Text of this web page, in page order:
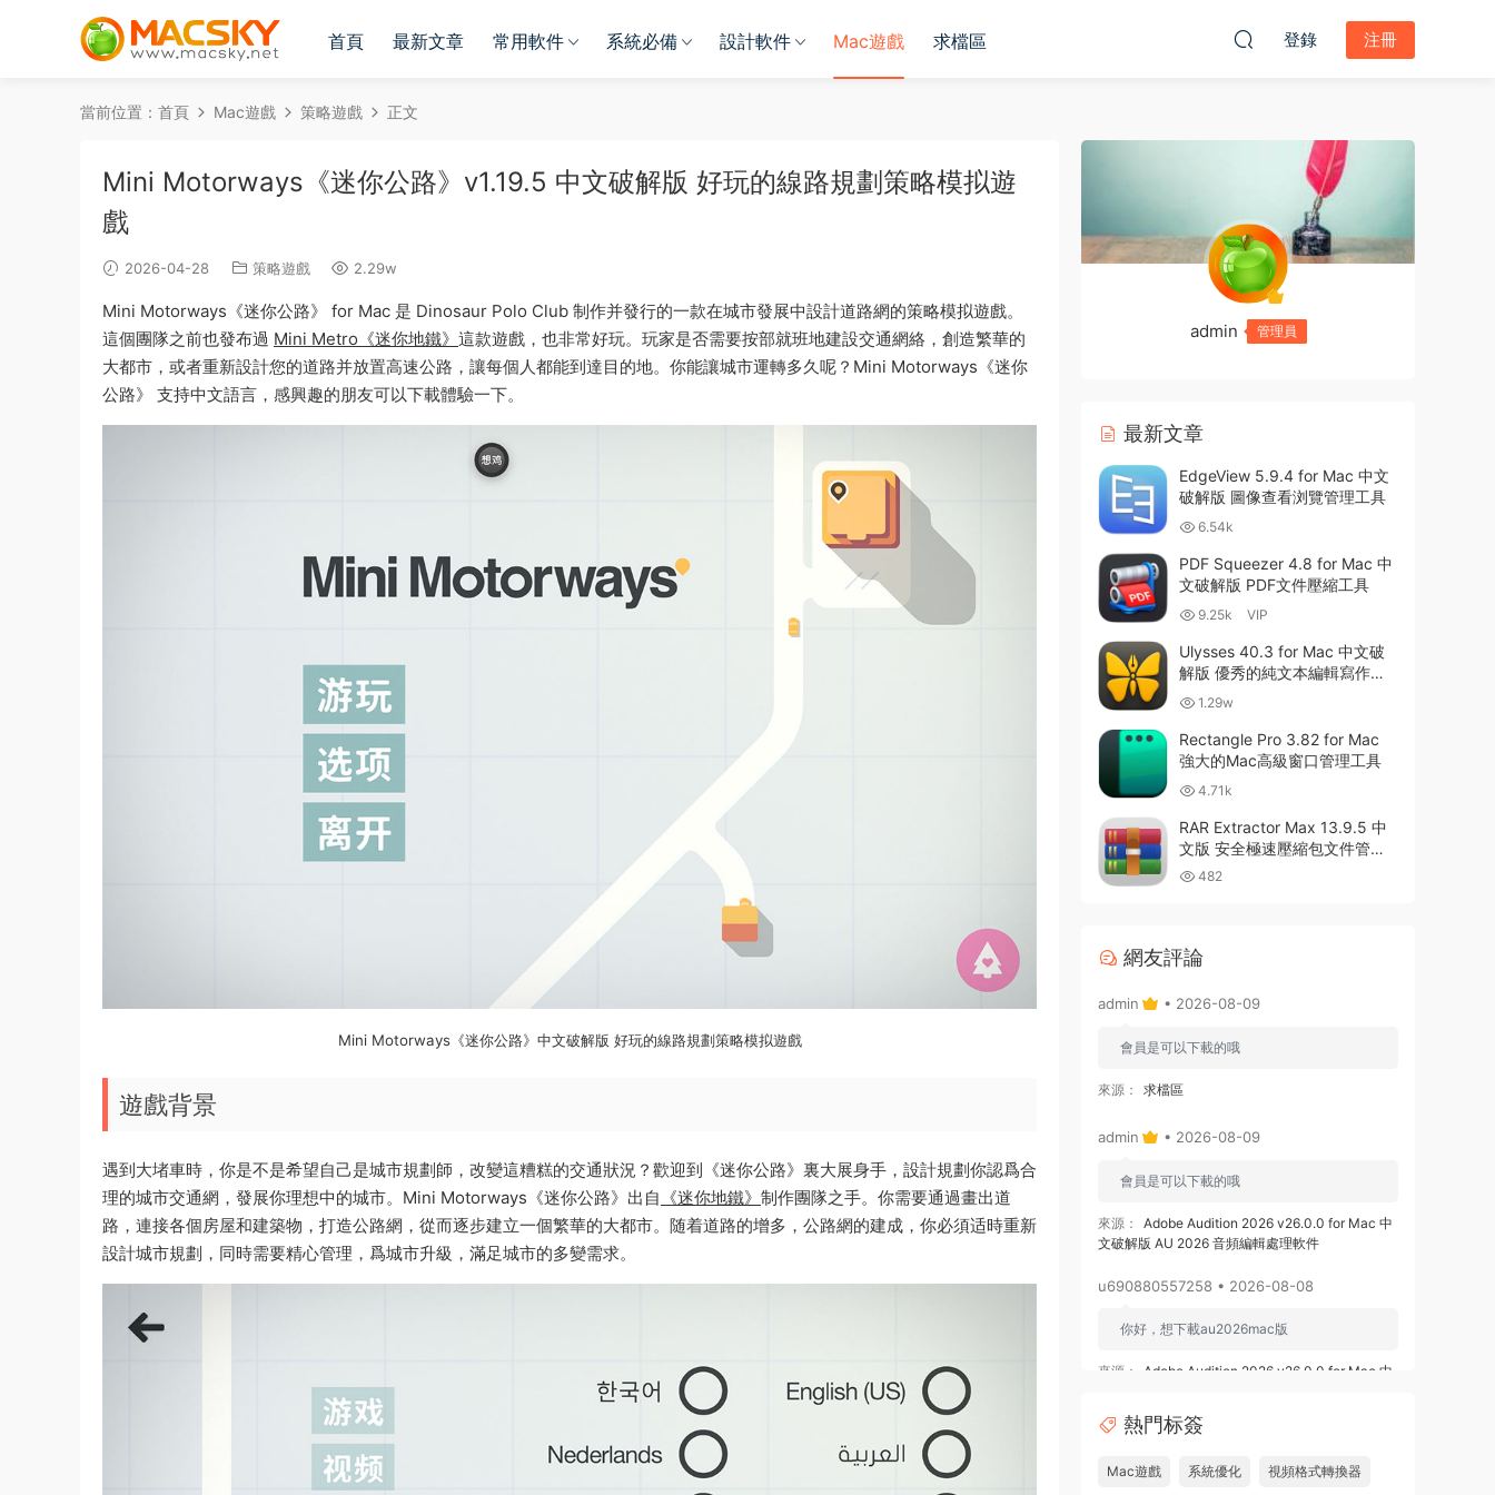
首頁 最新文章 常用軟件 系統必備 設計軟件 Mac遊戲 求檔區 登錄 注冊
當前位置： 首頁 Mac遊戲 策略遊戲 正文
Mini Motorways《迷你公路》v1.19.5 中文破解版 好玩的線路規劃策略模拟遊
戲
2026-04-28 策略遊戲 2.29w
Mini Motorways《迷你公路》 for Mac 是 Dinosaur Polo Club 制作并發行的一款在城市發展中設計道路網的策略模拟遊戲。
這個團隊之前也發布過 Mini Metro《迷你地鐵》 這款遊戲，也非常好玩。玩家是否需要按部就班地建設交通網絡，創造繁華的
大都市，或者重新設計您的道路并放置高速公路，讓每個人都能到達目的地。你能讓城市運轉多久呢？Mini Motorways《迷你
公路》 支持中文語言，感興趣的朋友可以下載體驗一下。
Mini Motorways《迷你公路》中文破解版 好玩的線路規劃策略模拟遊戲
遊戲背景
遇到大堵車時，你是不是希望自己是城市規劃師，改變這糟糕的交通狀況？歡迎到《迷你公路》裏大展身手，設計規劃你認爲合
理的城市交通網，發展你理想中的城市。Mini Motorways《迷你公路》出自 《迷你地鐵》 制作團隊之手。你需要通過畫出道
路，連接各個房屋和建築物，打造公路網，從而逐步建立一個繁華的大都市。随着道路的增多，公路網的建成，你必須适時重新
設計城市規劃，同時需要精心管理，爲城市升級，滿足城市的多變需求。
admin 管理員
最新文章
EdgeView 5.9.4 for Mac 中文
破解版 圖像查看浏覽管理工具
6.54k
PDF Squeezer 4.8 for Mac 中
文破解版 PDF文件壓縮工具
9.25k VIP
Ulysses 40.3 for Mac 中文破
解版 優秀的純文本編輯寫作軟
件 1.29w
Rectangle Pro 3.82 for Mac
強大的Mac高級窗口管理工具
4.71k
RAR Extractor Max 13.9.5 中
文版 安全極速壓縮包文件管理
器 482
網友評論
admin • 2026-08-09
會員是可以下載的哦
來源： 求檔區
admin • 2026-08-09
會員是可以下載的哦
來源：
Adobe Audition 2026 v26.0.0 for Mac 中
文破解版 AU 2026 音頻編輯處理軟件
u690880557258 • 2026-08-08
你好，想下載au2026mac版
來源：
Adobe Audition 2026 v26.0.0 for Mac 中
u878525109508 • 2026-08-08
求 ishot pro 2.6.8破解版
熱門标簽
Mac遊戲 系統優化 視頻格式轉換器